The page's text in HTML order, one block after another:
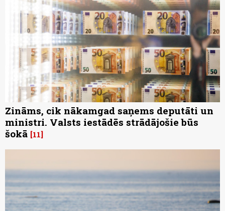
Zināms, cik nākamgad saņems deputāti un
ministri. Valsts iestādēs strādājošie būs
šokā 11